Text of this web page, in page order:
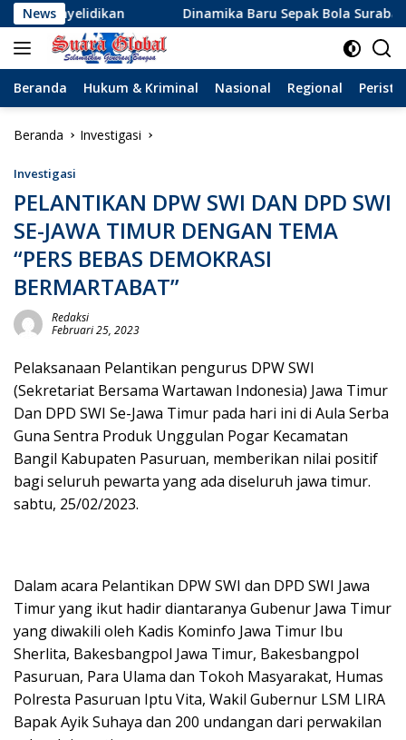
Langsung
ke
konten
News Dinamika Baru Sepak Bola Surabaya:
Beranda Hukum & Kriminal Nasional Regional
Beranda Investigasi
Investigasi
PELANTIKAN DPW SWI DAN DPD SWI
SE-JAWA TIMUR DENGAN TEMA
“PERS BEBAS DEMOKRASI
BERMARTABAT”
Redaksi
Februari 25, 2023
Pelaksanaan Pelantikan pengurus DPW SWI
(Sekretariat Bersama Wartawan Indonesia) Jawa Timur
Dan DPD SWI Se-Jawa Timur pada hari ini di Aula Serba
Guna Sentra Produk Unggulan Pogar Kecamatan
Bangil Kabupaten Pasuruan, memberikan nilai positif
bagi seluruh pewarta yang ada diseluruh jawa timur.
sabtu, 25/02/2023.
Dalam acara Pelantikan DPW SWI dan DPD SWI Jawa
Timur yang ikut hadir diantaranya Gubenur Jawa Timur
yang diwakili oleh Kadis Kominfo Jawa Timur Ibu
Sherlita, Bakesbangpol Jawa Timur, Bakesbangpol
Pasuruan, Para Ulama dan Tokoh Masyarakat, Humas
Polresta Pasuruan Iptu Vita, Wakil Gubernur LSM LIRA
Bapak Ayik Suhaya dan 200 undangan dari perwakilan